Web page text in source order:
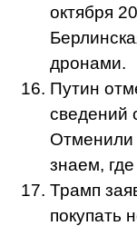
октября
дронами.
Путин
сведений
Отменили
знаем,
Трамп
покупать